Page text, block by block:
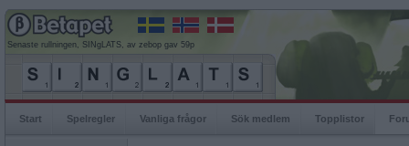
Senaste rullningen, SINgLATS, av zebop gav 59p
Start Spelregler Vanliga frågor Sök medlem Topplistor